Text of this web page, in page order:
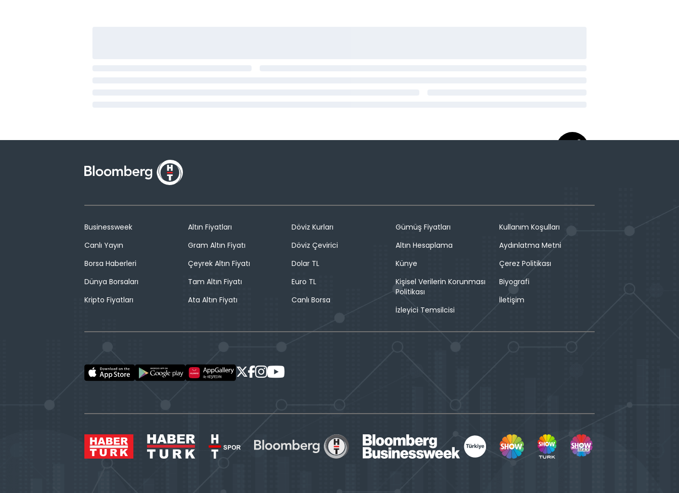
Businessweek
Canlı Yayın
Borsa Haberleri
Dünya Borsaları
Kripto Fiyatları
Altın Fiyatları
Gram Altın Fiyatı
Çeyrek Altın Fiyatı
Tam Altın Fiyatı
Ata Altın Fiyatı
Döviz Kurları
Döviz Çevirici
Dolar TL
Euro TL
Canlı Borsa
Gümüş Fiyatları
Altın Hesaplama
Künye
Kişisel Verilerin Korunması
Politikası
İzleyici Temsilcisi
Kullanım Koşulları
Aydınlatma Metni
Çerez Politikası
Biyografi
İletişim